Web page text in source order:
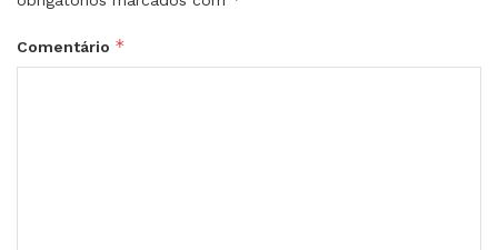
Comentário *